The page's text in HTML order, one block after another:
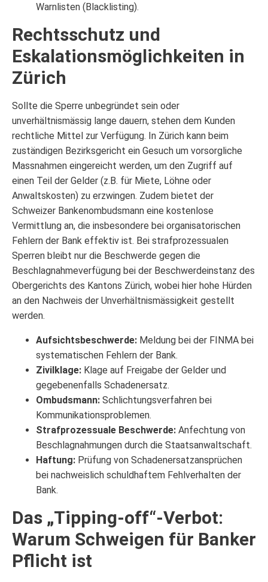
Warnlisten (Blacklisting).
Rechtsschutz und
Eskalationsmöglichkeiten in
Zürich
Sollte die Sperre unbegründet sein oder
unverhältnismässig lange dauern, stehen dem Kunden
rechtliche Mittel zur Verfügung. In Zürich kann beim
zuständigen Bezirksgericht ein Gesuch um vorsorgliche
Massnahmen eingereicht werden, um den Zugriff auf
einen Teil der Gelder (z.B. für Miete, Löhne oder
Anwaltskosten) zu erzwingen. Zudem bietet der
Schweizer Bankenombudsmann eine kostenlose
Vermittlung an, die insbesondere bei organisatorischen
Fehlern der Bank effektiv ist. Bei strafprozessualen
Sperren bleibt nur die Beschwerde gegen die
Beschlagnahmeverfügung bei der Beschwerdeinstanz des
Obergerichts des Kantons Zürich, wobei hier hohe Hürden
an den Nachweis der Unverhältnismässigkeit gestellt
werden.
Aufsichtsbeschwerde: Meldung bei der FINMA bei
systematischen Fehlern der Bank.
Zivilklage: Klage auf Freigabe der Gelder und
gegebenenfalls Schadenersatz.
Ombudsmann: Schlichtungsverfahren bei
Kommunikationsproblemen.
Strafprozessuale Beschwerde: Anfechtung von
Beschlagnahmungen durch die Staatsanwaltschaft.
Haftung: Prüfung von Schadenersatzansprüchen
bei nachweislich schuldhaftem Fehlverhalten der
Bank.
Das „Tipping-off“-Verbot:
Warum Schweigen für Banker
Pflicht ist